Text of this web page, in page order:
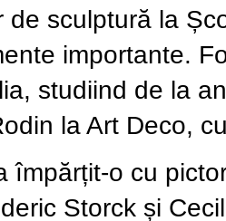
de sculptură la
importante.
studiind de la
la Art Deco,
împărțit-o cu
Storck și